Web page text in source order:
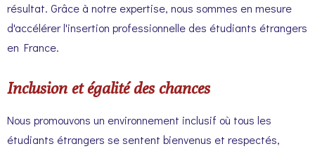
résultat. Grâce à notre expertise, nous sommes en mesure
d'accélérer l'insertion professionnelle des étudiants étrangers
en France.
Inclusion et égalité des chances
Nous promouvons un environnement inclusif où tous les
étudiants étrangers se sentent bienvenus et respectés,